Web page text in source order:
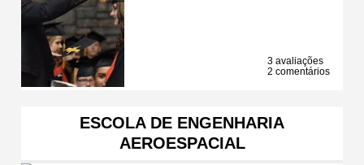
3 avaliações
2 comentários
ESCOLA DE ENGENHARIA
AEROESPACIAL